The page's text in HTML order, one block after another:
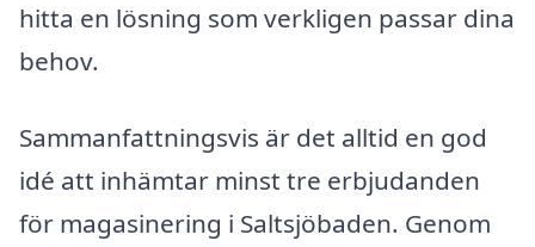
hitta en lösning som verkligen passar dina
behov.
Sammanfattningsvis är det alltid en god
idé att inhämtar minst tre erbjudanden
för magasinering i Saltsjöbaden. Genom